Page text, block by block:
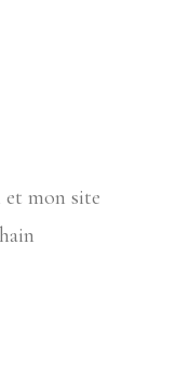
mon site